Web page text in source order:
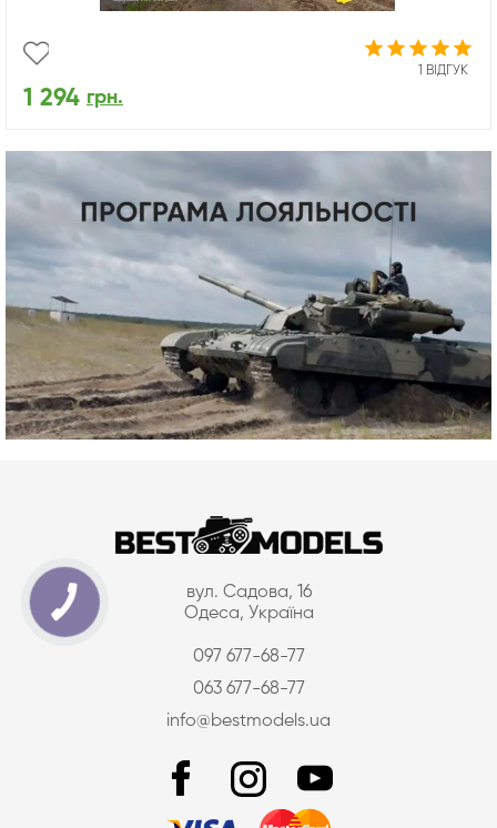
1 ВІДГУК
1 294 грн.
вул. Садова, 16
Одеса, Україна
097 677-68-77
063 677-68-77
info@bestmodels.ua